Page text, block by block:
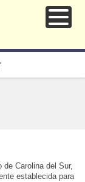
de Carolina del Sur,
establecida para